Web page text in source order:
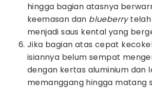
hingga bagian atasnya
keemasan dan blueberry
menjadi saus kental yang
Jika bagian atas cepat
isiannya belum sempat
dengan kertas aluminium dan
memanggang hingga matang